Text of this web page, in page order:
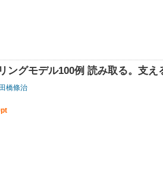
ングモデル100例 読み取る。支え
橋條治